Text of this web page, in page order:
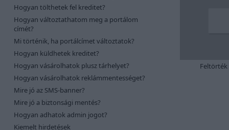
Hogyan tölthetek fel kreditet?
Hogyan változtathatom meg a portálom
címét?
Mi történik, ha portálcímet változtatok?
Hogyan küldhetek kreditet?
Hogyan vásárolhatok plusz tárhelyet?
Hogyan vásárolhatok reklámmentességet?
Mire jó az SMS-banner?
Mire jó a biztonsági mentés?
Hogyan adhatok admin jogot?
Kiemelt hirdetések
Feltörték